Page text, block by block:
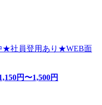
★社員登用あり★WEB面
円〜1,500円